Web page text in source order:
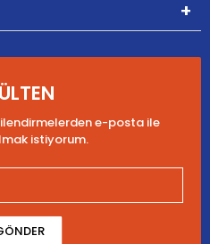
e-posta ile
istiyorum.